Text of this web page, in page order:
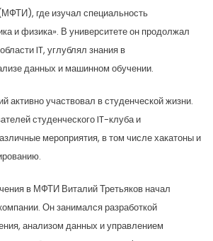
где изучал специальность
и физика». В университете он продолжал
IT, углублял знания в
данных и машинном обучении.
активно участвовал в студенческой жизни.
студенческого IT-клуба и
мероприятия, в том числе хакатоны и
в МФТИ Виталий Третьяков начал
Он занимался разработкой
анализом данных и управлением